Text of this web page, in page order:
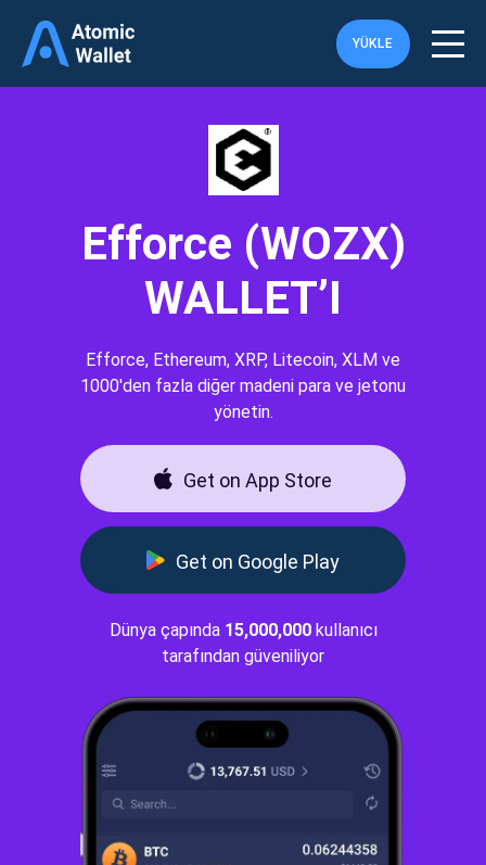
YÜKLE
Efforce (WOZX)
WALLET’I
Efforce, Ethereum, XRP, Litecoin, XLM ve
1000'den fazla diğer madeni para ve jetonu
yönetin.
Get on App Store
Get on Google Play
Dünya çapında 15,000,000kullanıcı
tarafından güveniliyor